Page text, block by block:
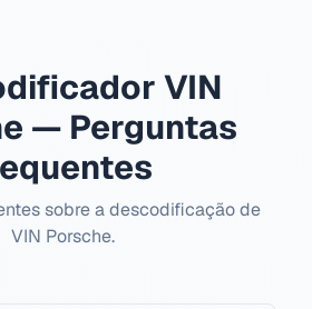
VIN
— Perguntas
sobre a descodificação de
VIN Porsche.